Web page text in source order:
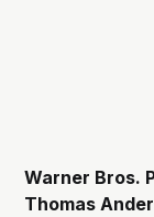
Warner Bros.
Thomas